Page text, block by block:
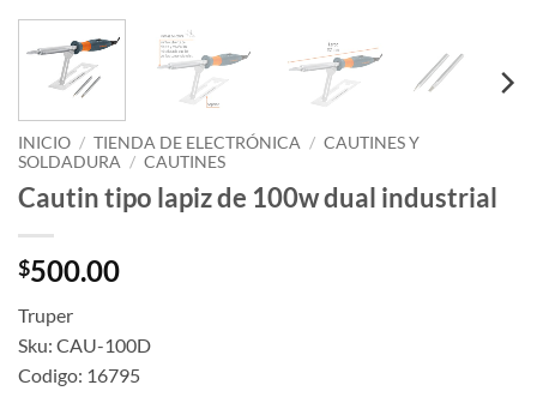
INICIO / TIENDA DE ELECTRÓNICA / CAUTINES Y
SOLDADURA / CAUTINES
Cautin tipo lapiz de 100w dual industrial
$500.00
Truper
Sku: CAU-100D
Codigo: 16795